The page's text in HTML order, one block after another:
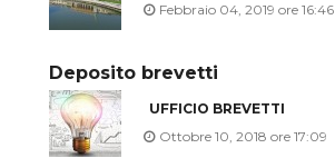
Febbraio 04, 2019 ore 16:46
Deposito brevetti
UFFICIO BREVETTI
Ottobre 10, 2018 ore 17:09